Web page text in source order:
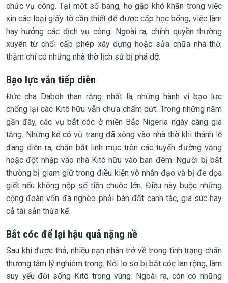
chức vụ công. Tại một số bang, họ gặp khó khăn trong việc
xin các loại giấy tờ cần thiết để được cấp học bổng, việc làm
hay hưởng các dịch vụ công. Ngoài ra, chính quyền thường
xuyên từ chối cấp phép xây dựng hoặc sửa chữa nhà thờ;
thậm chí có những nhà thờ lịch sử bị phá dỡ.
Bạo lực vẫn tiếp diễn
Đức cha Daboh than rằng: nhất là, những hành vi bạo lực
chống lại các Kitô hữu vẫn chưa chấm dứt. Trong những năm
gần đây, các vụ bắt cóc ở miền Bắc Nigeria ngày càng gia
tăng. Những kẻ có vũ trang đã xông vào nhà thờ khi thánh lễ
đang diễn ra, chặn bắt linh mục trên các tuyến đường vắng
hoặc đột nhập vào nhà Kitô hữu vào ban đêm. Người bị bắt
thường bị giam giữ trong điều kiện vô nhân đạo và bị đe dọa
giết nếu không nộp số tiền chuộc lớn. Điều này buộc những
cộng đoàn vốn đã nghèo phải bán đất canh tác, gia súc hay
cả tài sản thừa kế.
Bắt cóc để lại hậu quả nặng nề
Sau khi được thả, nhiều nạn nhân trở về trong tình trạng chấn
thương tâm lý nghiêm trọng. Nỗi lo sợ bị bắt cóc lan rộng, làm
suy yếu đời sống Kitô trong vùng. Ngoài ra, còn có những